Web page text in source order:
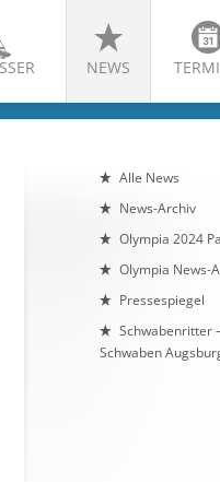
NEWS
Alle News
News-Archiv
Olympia 2024
Olympia News-
Pressespiegel
Schwabenritter
Schwaben